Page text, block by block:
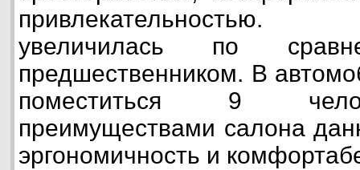
привлекательностью.
увеличилась по
предшественником. В
поместиться 9
преимуществами салона
эргономичность и